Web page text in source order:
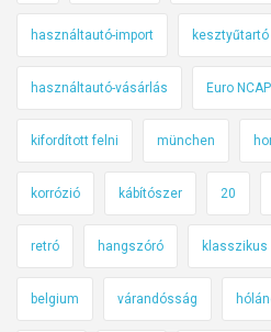
használtautó-import kesztyűtartó
használtautó-vásárlás Euro NCAP
kifordított felni münchen
korrózió kábítószer 20
retró hangszóró klasszikus
belgium várandósság